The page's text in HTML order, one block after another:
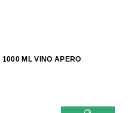
ML VINO APERO